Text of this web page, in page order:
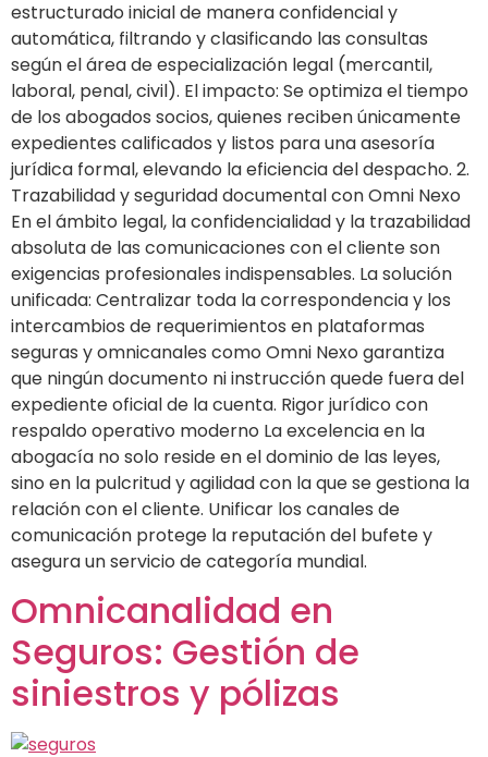
estructurado inicial de manera confidencial y
automática, filtrando y clasificando las consultas
según el área de especialización legal (mercantil,
laboral, penal, civil). El impacto: Se optimiza el tiempo
de los abogados socios, quienes reciben únicamente
expedientes calificados y listos para una asesoría
jurídica formal, elevando la eficiencia del despacho. 2.
Trazabilidad y seguridad documental con Omni Nexo
En el ámbito legal, la confidencialidad y la trazabilidad
absoluta de las comunicaciones con el cliente son
exigencias profesionales indispensables. La solución
unificada: Centralizar toda la correspondencia y los
intercambios de requerimientos en plataformas
seguras y omnicanales como Omni Nexo garantiza
que ningún documento ni instrucción quede fuera del
expediente oficial de la cuenta. Rigor jurídico con
respaldo operativo moderno La excelencia en la
abogacía no solo reside en el dominio de las leyes,
sino en la pulcritud y agilidad con la que se gestiona la
relación con el cliente. Unificar los canales de
comunicación protege la reputación del bufete y
asegura un servicio de categoría mundial.
Omnicanalidad en
Seguros: Gestión de
siniestros y pólizas